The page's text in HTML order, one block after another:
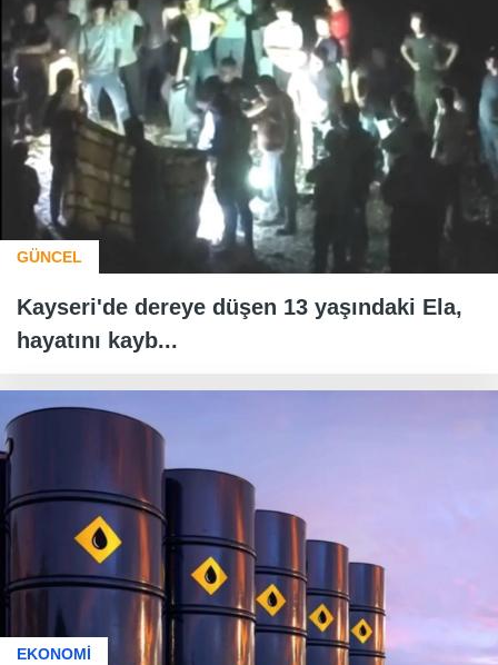
GÜNCEL
Kayseri'de dereye düşen 13 yaşındaki Ela,
hayatını kayb...
EKONOMİ